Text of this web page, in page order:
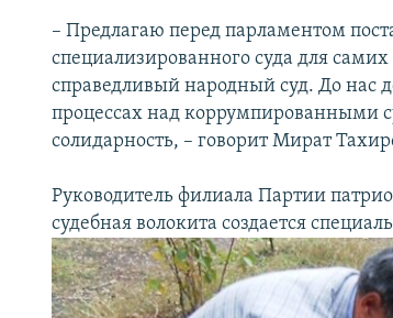
– Предлагаю перед парламентом
специализированного суда для
справедливый народный суд. До нас
процессах над коррумпированными
солидарность, – говорит Мират
Руководитель филиала Партии
судебная волокита создается